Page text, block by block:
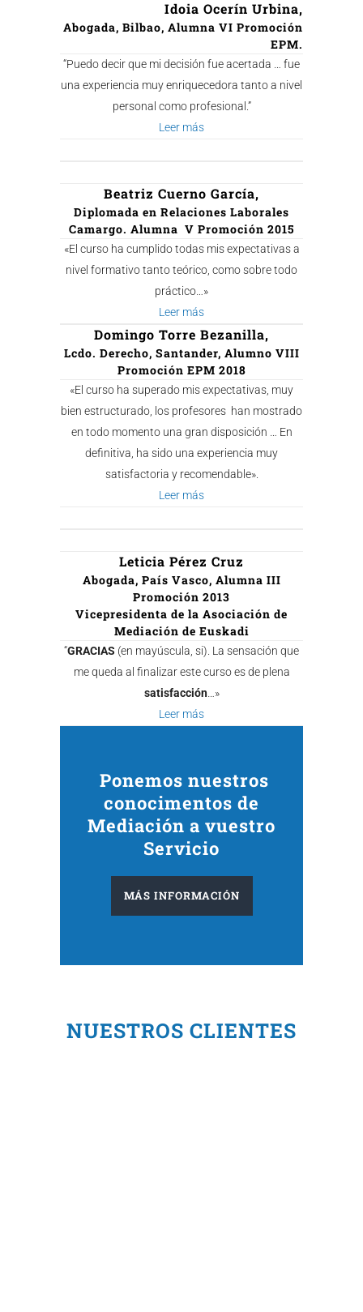
Idoia Ocerín Urbina,
Abogada, Bilbao, Alumna VI Promoción
EPM.
“Puedo decir que mi decisión fue acertada … fue
una experiencia muy enriquecedora tanto a nivel
personal como profesional.”
Leer más
Beatriz Cuerno García,
Diplomada en Relaciones Laborales
Camargo. Alumna V Promoción 2015
«El curso ha cumplido todas mis expectativas a
nivel formativo tanto teórico, como sobre todo
práctico…»
Leer más
Domingo Torre Bezanilla,
Lcdo. Derecho, Santander, Alumno VIII
Promoción EPM 2018
«El curso ha superado mis expectativas, muy
bien estructurado, los profesores han mostrado
en todo momento una gran disposición … En
definitiva, ha sido una experiencia muy
satisfactoria y recomendable».
Leer más
Leticia Pérez Cruz
Abogada, País Vasco, Alumna III
Promoción 2013
Vicepresidenta de la Asociación de
Mediación de Euskadi
“GRACIAS (en mayúscula, si). La sensación que
me queda al finalizar este curso es de plena
satisfacción…»
Leer más
Ponemos nuestros
conocimentos de
Mediación a vuestro
Servicio
MÁS INFORMACIÓN
NUESTROS CLIENTES